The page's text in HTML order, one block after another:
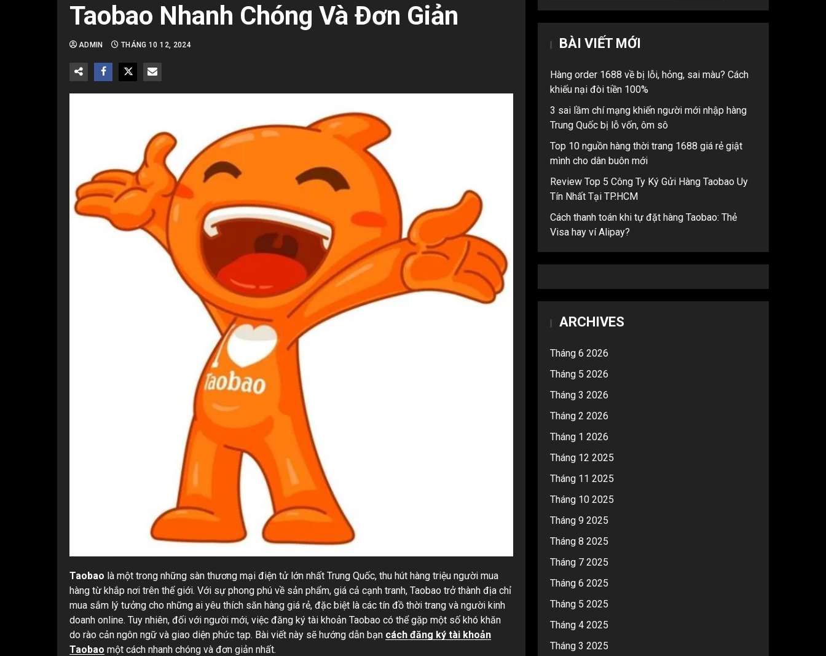
Taobao Nhanh Chóng Và Đơn Giản
ADMIN THÁNG 10 12, 2024
Taobao là một trong những sàn thương mại điện tử lớn nhất Trung Quốc, thu hút hàng triệu người mua
hàng từ khắp nơi trên thế giới. Với sự phong phú về sản phẩm, giá cả cạnh tranh, Taobao trở thành địa chỉ
mua sắm lý tưởng cho những ai yêu thích săn hàng giá rẻ, đặc biệt là các tín đồ thời trang và người kinh
doanh online. Tuy nhiên, đối với người mới, việc đăng ký tài khoản Taobao có thể gặp một số khó khăn
do rào cản ngôn ngữ và giao diện phức tạp. Bài viết này sẽ hướng dẫn bạn cách đăng ký tài khoản
Taobao một cách nhanh chóng và đơn giản nhất.
BÀI VIẾT MỚI
Hàng order 1688 về bị lỗi, hỏng, sai màu? Cách
khiếu nại đòi tiền 100%
3 sai lầm chí mạng khiến người mới nhập hàng
Trung Quốc bị lỗ vốn, ôm sô
Top 10 nguồn hàng thời trang 1688 giá rẻ giật
mình cho dân buôn mới
Review Top 5 Công Ty Ký Gửi Hàng Taobao Uy
Tín Nhất Tại TP.HCM
Cách thanh toán khi tự đặt hàng Taobao: Thẻ
Visa hay ví Alipay?
ARCHIVES
Tháng 6 2026
Tháng 5 2026
Tháng 3 2026
Tháng 2 2026
Tháng 1 2026
Tháng 12 2025
Tháng 11 2025
Tháng 10 2025
Tháng 9 2025
Tháng 8 2025
Tháng 7 2025
Tháng 6 2025
Tháng 5 2025
Tháng 4 2025
Tháng 3 2025